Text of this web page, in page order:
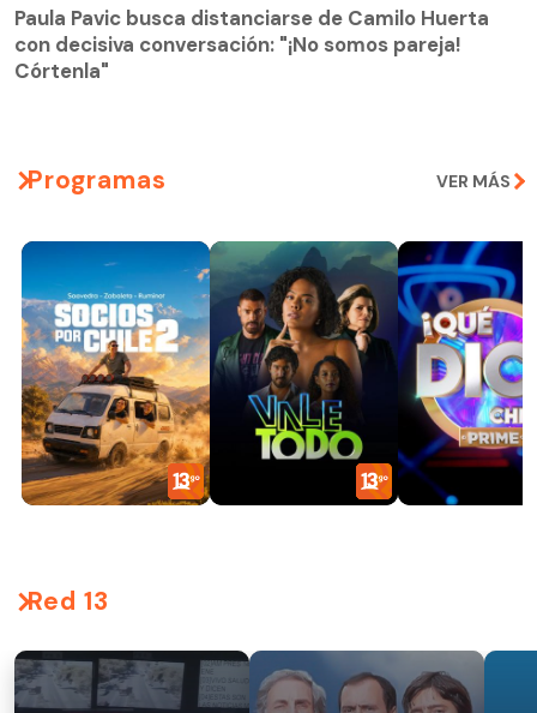
con decisiva conversación: "¡No somos pareja!
Córtenla"
Paula Pavic busca distanciarse de Camilo Huerta
con decisiva conversación: "¡No somos pareja!
Córtenla"
Programas VER MÁS
Red 13